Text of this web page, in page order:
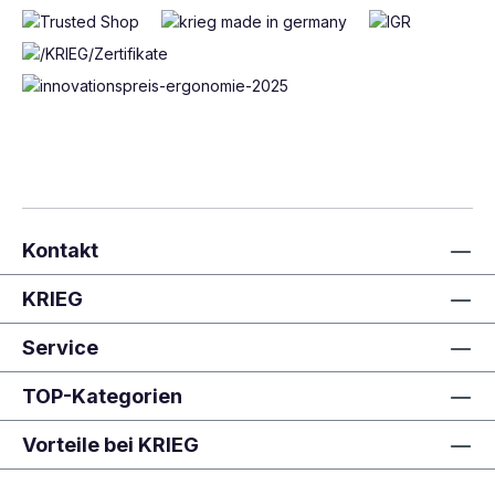
Kontakt
KRIEG
Service
TOP-Kategorien
Vorteile bei KRIEG